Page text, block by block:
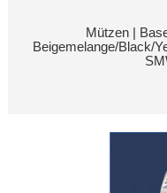
Mützen |
Beigemelange/Black/